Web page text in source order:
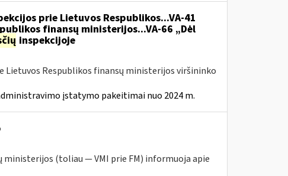
prie Lietuvos Respublikos...VA-41
finansų ministerijos...VA-66 „Dėl
inspekcijoje
Lietuvos Respublikos finansų ministerijos viršininko
įstatymo pakeitimai nuo 2024 m.
ministerijos (toliau ― VMI prie FM) informuoja apie